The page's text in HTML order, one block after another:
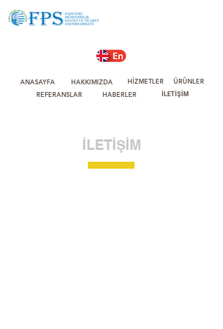
ANASAYFA HAKKIMIZDA HİZMETLER
ÜRÜNLER
REFERANSLAR
HABERLER İLETİŞİM
İLETİŞİM